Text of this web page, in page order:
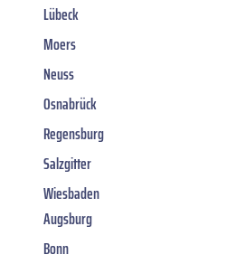
Lübeck
Moers
Neuss
Osnabrück
Regensburg
Salzgitter
Wiesbaden
Augsburg
Bonn